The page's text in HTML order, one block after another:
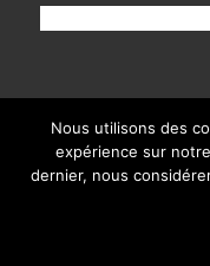
© Copyright Le Gest
paysages
-
Nous utilisons des
expérience sur
dernier, nous